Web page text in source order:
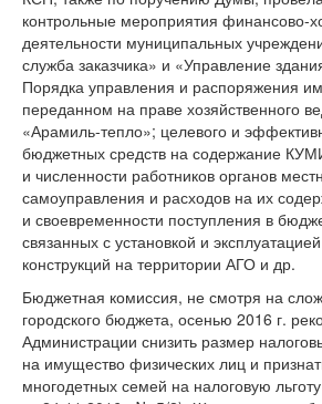
контрольные мероприятия финансово-
деятельности муниципальных
служба заказчика» и «Управление
Порядка управления и распоряжения
переданном на праве хозяйственного
«Арамиль-тепло»; целевого и
бюджетных средств на содержание
и численности работников органов
самоуправления и расходов на их
и своевременности поступления в
связанных с установкой и
конструкций на территории АГО и др.
Бюджетная комиссия, не смотря на
городского бюджета, осенью 2016 г.
Администрации снизить размер
на имущество физических лиц и
многодетных семей на налоговую